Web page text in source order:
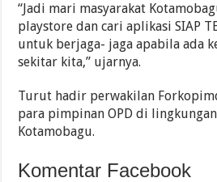
“Jadi mari masyarakat
playstore dan cari aplikasi SIAP
untuk berjaga- jaga apabila ada
sekitar kita,” ujarnya.
Turut hadir perwakilan
para pimpinan OPD di
Kotamobagu.
Komentar Facebook